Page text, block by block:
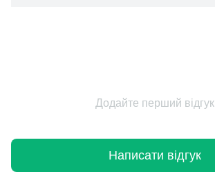
Додайте перший відгук
Написати відгук